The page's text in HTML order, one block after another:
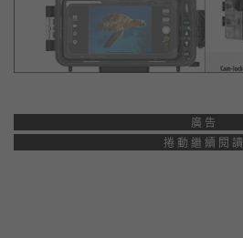
廣告
捲動繼續閱讀